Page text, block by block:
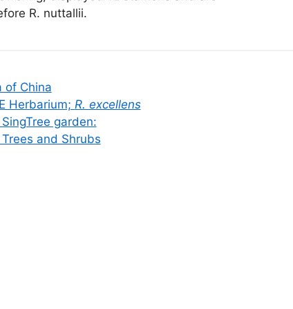
R. nuttallii.
of China
Herbarium; R. excellens
garden:
and Shrubs